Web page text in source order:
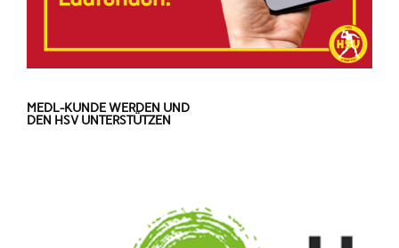
MEDL-KUNDE WERDEN UND
DEN HSV UNTERSTÜTZEN